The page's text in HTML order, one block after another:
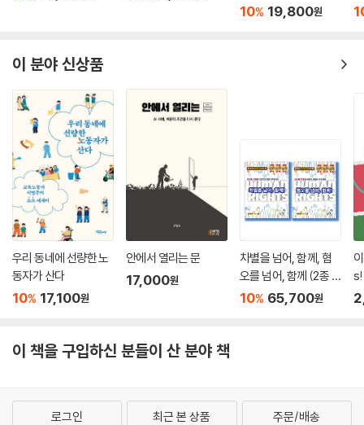
10% 19,800원
이 분야 신상품
우리 동네에 선량한 노
동자가 산다
10% 17,100원
안에서 열리는 문
17,000원
차별을 넘어, 함께, 혐
오를 넘어, 함께 (2종 세
트)
10% 65,700원
s!
이 책을 구입하신 분들이 산 분야 책
로그인 최근 본 상품 주문/배송